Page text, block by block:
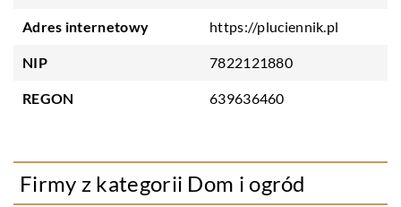
Adres internetowy https://pluciennik.pl
NIP 7822121880
REGON 639636460
Firmy z kategorii Dom i ogród